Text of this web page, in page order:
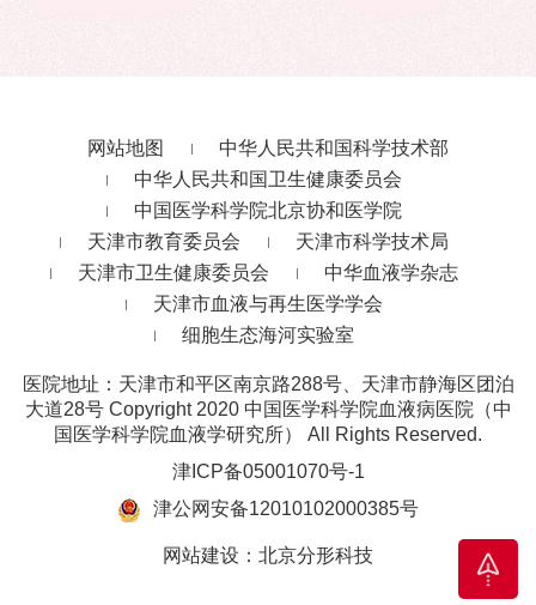
网站地图
中华人民共和国科学技术部
中华人民共和国卫生健康委员会
中国医学科学院北京协和医学院
天津市教育委员会
天津市科学技术局
天津市卫生健康委员会
中华血液学杂志
天津市血液与再生医学学会
细胞生态海河实验室
医院地址：天津市和平区南京路288号、天津市静海区团泊
大道28号 Copyright 2020 中国医学科学院血液病医院（中
国医学科学院血液学研究所） All Rights Reserved.
津ICP备05001070号-1
津公网安备12010102000385号
网站建设 ： 北京分形科技